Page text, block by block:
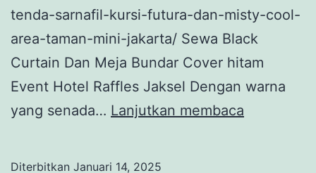
tenda-sarnafil-kursi-futura-dan-misty-cool-
area-taman-mini-jakarta/ Sewa Black
Curtain Dan Meja Bundar Cover hitam
Event Hotel Raffles Jaksel Dengan warna
yang senada… Lanjutkan membaca
Diterbitkan Januari 14, 2025